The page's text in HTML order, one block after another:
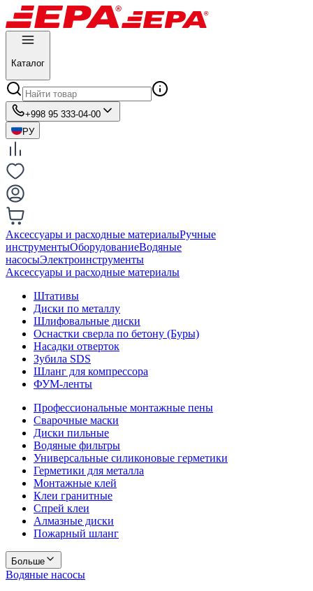
Каталог
+998 95 333-04-00
РУ
Аксессуары и расходные материалыРучные
инструментыОборудованиеВодяные
насосыЭлектроинструменты
Аксессуары и расходные материалы
Штативы
Диски по металлу
Шлифовальные диски
Оснастки сверла по бетону (Буры)
Насадки отверток
Зубила SDS
Шланг для компрессора
ФУМ-ленты
Профессиональные монтажные пены
Сварочные маски
Диски пильные
Водяные фильтры
Универсальные силиконовые герметики
Герметики для металла
Монтажные клей
Клеи гранитные
Спрей клеи
Алмазные диски
Пожарный шланг
Больше
Водяные насосы